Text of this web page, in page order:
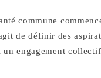
commune
de définir des
un engagement